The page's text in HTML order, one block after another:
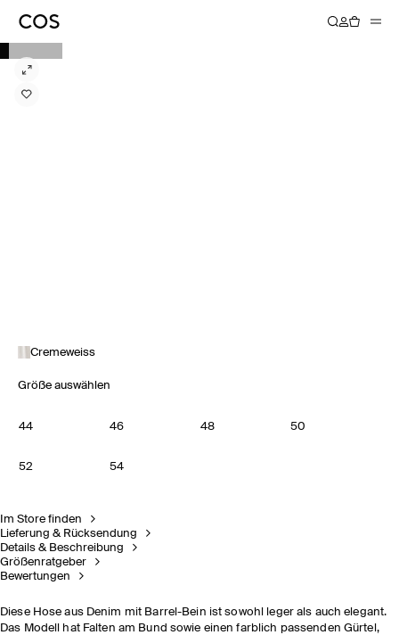
Cremeweiss
Größe auswählen
44 46 48 50
52 54
Im Store finden
Lieferung & Rücksendung
Details & Beschreibung
Größenratgeber
Bewertungen
Diese Hose aus Denim mit Barrel-Bein ist sowohl leger als auch elegant.
Das Modell hat Falten am Bund sowie einen farblich passenden Gürtel,